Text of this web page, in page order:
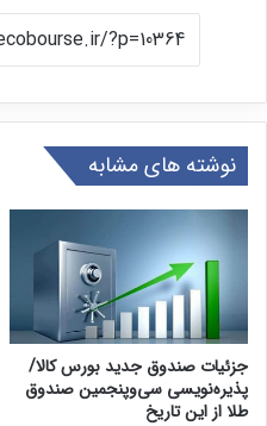
نوشته های مشابه
جزئیات صندوق جدید بورس کالا/
پذیره‌نویسی سی‌وپنجمین صندوق
طلا از این تاریخ